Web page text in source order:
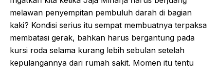
melawan penyempitan pembuluh darah di bagian
kaki? Kondisi serius itu sempat membuatnya terpaksa
membatasi gerak, bahkan harus bergantung pada
kursi roda selama kurang lebih sebulan setelah
kepulangannya dari rumah sakit. Momen itu tentu